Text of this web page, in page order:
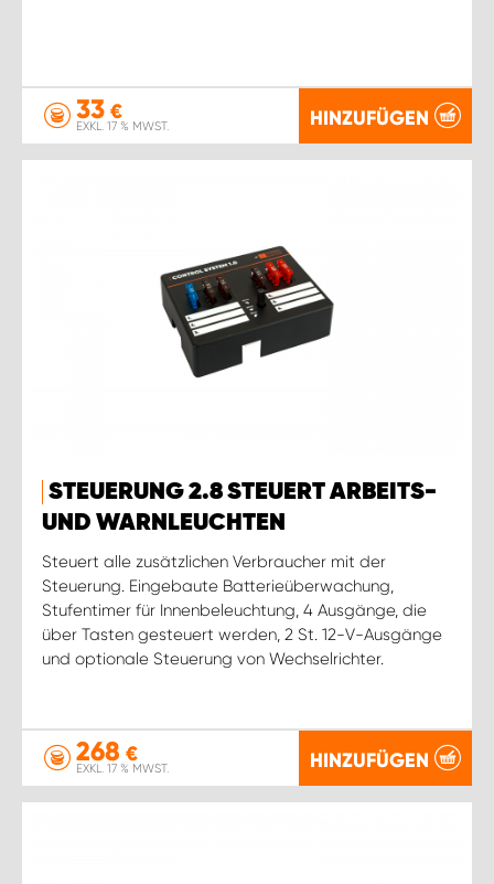
33 €
EXKL. 17 % MWST. HINZUFÜGEN
STEUERUNG 2.8 STEUERT ARBEITS-
UND WARNLEUCHTEN
Steuert alle zusätzlichen Verbraucher mit der
Steuerung. Eingebaute Batterieüberwachung,
Stufentimer für Innenbeleuchtung, 4 Ausgänge, die
über Tasten gesteuert werden, 2 St. 12-V-Ausgänge
und optionale Steuerung von Wechselrichter.
268 €
EXKL. 17 % MWST. HINZUFÜGEN